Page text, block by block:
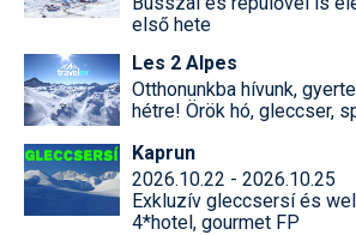
első hete
Les 2 Alpes
Otthonunkba hívunk,
hétre! Örök hó, gleccser,
Kaprun
2026.10.22 - 2026.10.25
Exkluzív gleccsersí és
4*hotel, gourmet FP